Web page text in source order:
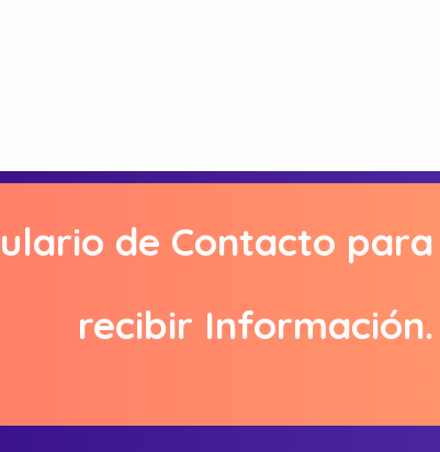
de Contacto para
recibir Información.